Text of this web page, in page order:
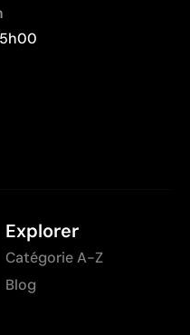
Explorer
Catégorie A-Z
Blog